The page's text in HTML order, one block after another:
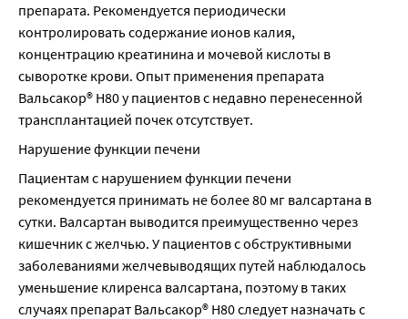
препарата. Рекомендуется периодически
контролировать содержание ионов калия,
концентрацию креатинина и мочевой кислоты в
сыворотке крови. Опыт применения препарата
Вальсакор® Н80 у пациентов с недавно перенесенной
трансплантацией почек отсутствует.
Нарушение функции печени
Пациентам с нарушением функции печени
рекомендуется принимать не более 80 мг валсартана в
сутки. Валсартан выводится преимущественно через
кишечник с желчью. У пациентов с обструктивными
заболеваниями желчевыводящих путей наблюдалось
уменьшение клиренса валсартана, поэтому в таких
случаях препарат Вальсакор® Н80 следует назначать с